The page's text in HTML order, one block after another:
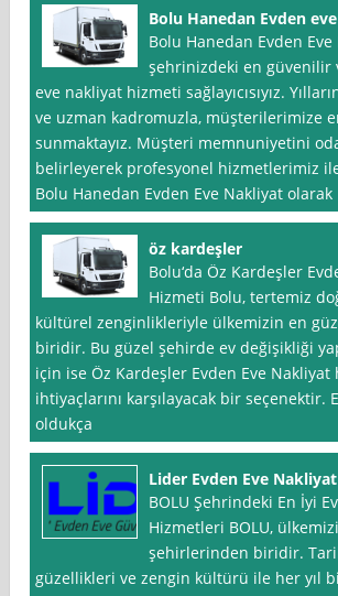
Bolu Hanedan Evden
Bolu Hanedan Evden
şehrinizdeki en güvenilir
eve nakliyat hizmeti sağlayıcısıyız.
ve uzman kadromuzla, müşterilerimize
sunmaktayız. Müşteri memnuniyetini
belirleyerek profesyonel hizmetlerimiz ile
Bolu Hanedan Evden Eve Nakliyat olarak
öz kardeşler
Bolu‘da Öz Kardeşler
Hizmeti Bolu, tertemiz
kültürel zenginlikleriyle ülkemizin en
biridir. Bu güzel şehirde ev değişikliği
için ise Öz Kardeşler Evden Eve
ihtiyaçlarını karşılayacak bir seçenektir.
oldukça
Lider Evden Eve Nakliyat
BOLU Şehrindeki En İyi
Hizmetleri BOLU,
şehirlerinden biridir.
güzellikleri ve zengin kültürü ile her yıl